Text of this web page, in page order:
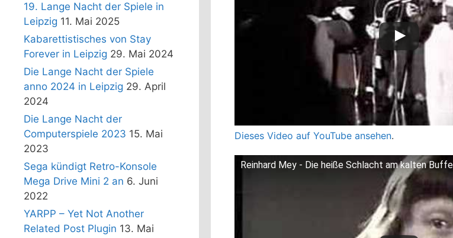
Dieses Video auf YouTube ansehen.
Reinhard Mey - Die heiße Schlacht am kalten
19. Lange Nacht der Spiele in
Leipzig 11. Mai 2025
Kabarettistisches von Stay
Forever in Leipzig 29. Mai 2024
Die Lange Nacht der Spiele
anno 2024 in Leipzig 29. April
2024
Die Lange Nacht der
Computerspiele 2023 15. Mai
2023
Sega kündigt Retro-Konsole
Mega Drive Mini 2 an 6. Juni
2022
YARPP – Yet Not Another
Related Post Plugin 13. Mai